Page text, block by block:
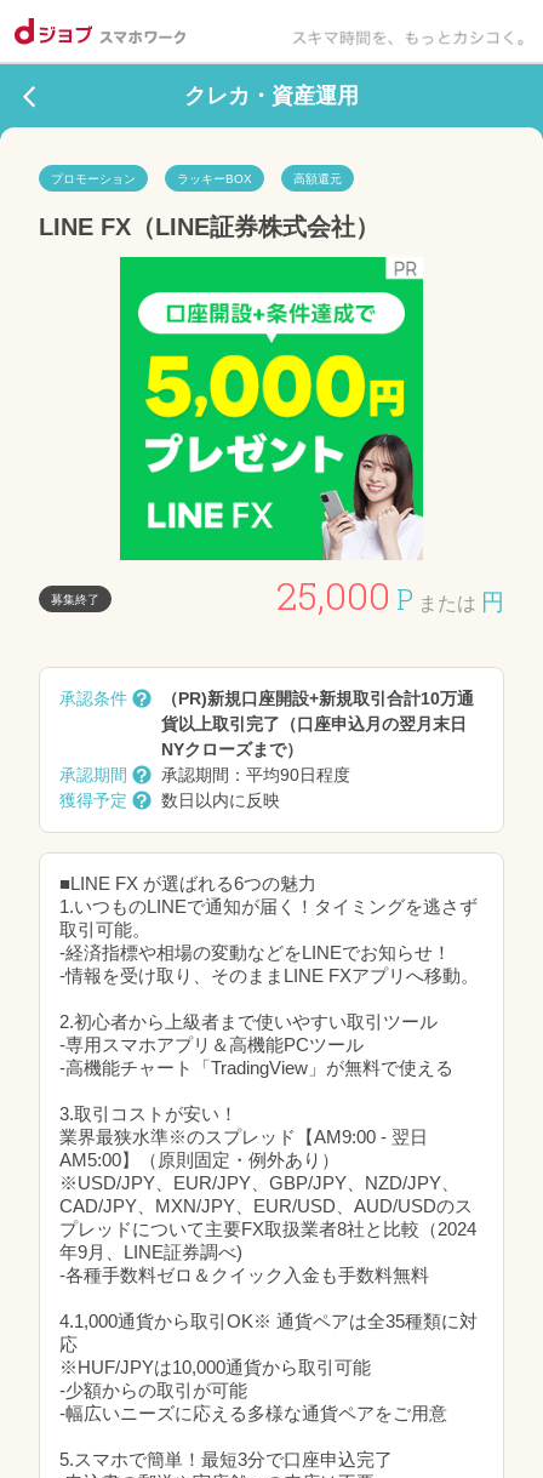
クレカ・資産運用
プロモーション ラッキーBOX 高額還元
LINE FX（LINE証券株式会社）
募集終了 25,000 P または 円
承認条件
（PR)新規口座開設+新規取引合計10万通
貨以上取引完了（口座申込月の翌月末日
NYクローズまで）
承認期間
承認期間：平均90日程度
獲得予定
数日以内に反映
■LINE FX が選ばれる6つの魅力
1.いつものLINEで通知が届く！タイミングを逃さず
取引可能。
‐経済指標や相場の変動などをLINEでお知らせ！
‐情報を受け取り、そのままLINE FXアプリへ移動。
2.初心者から上級者まで使いやすい取引ツール
‐専用スマホアプリ＆高機能PCツール
‐高機能チャート「TradingView」が無料で使える
3.取引コストが安い！
業界最狭水準※のスプレッド【AM9:00 - 翌日
AM5:00】（原則固定・例外あり）
※USD/JPY、EUR/JPY、GBP/JPY、NZD/JPY、
CAD/JPY、MXN/JPY、EUR/USD、AUD/USDのス
プレッドについて主要FX取扱業者8社と比較（2024
年9月、LINE証券調べ)
‐各種手数料ゼロ＆クイック入金も手数料無料
4.1,000通貨から取引OK※ 通貨ペアは全35種類に対
応
※HUF/JPYは10,000通貨から取引可能
‐少額からの取引が可能
‐幅広いニーズに応える多様な通貨ペアをご用意
5.スマホで簡単！最短3分で口座申込完了